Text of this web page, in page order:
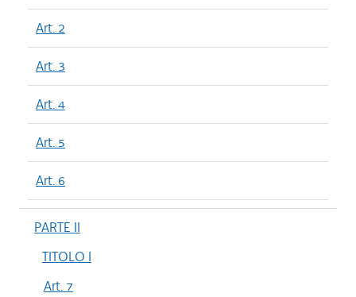
Art. 2
Art. 3
Art. 4
Art. 5
Art. 6
PARTE II
TITOLO I
Art. 7